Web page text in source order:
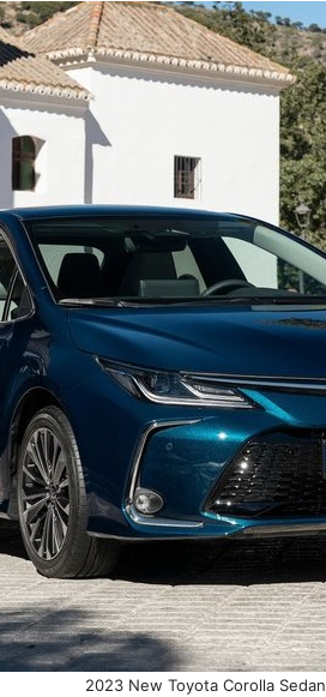
2023 New Toyota Corolla Sedan